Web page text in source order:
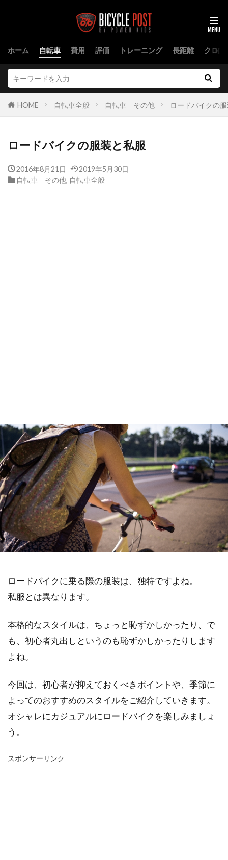
ホーム 自転車 費用 評価 トレーニング 長距離 クロス
HOME 自転車全般 自転車 その他 ロードバイクの
ロードバイクの服装と私服
2016年8月21日
2019年5月30日
自転車 その他, 自転車全般
ロードバイクに乗る際の服装は、独特ですよね。
私服とは異なります。
本格的なスタイルは、ちょっと恥ずかしかったり、で
も、初心者丸出しというのも恥ずかしかったりします
よね。
今回は、初心者が抑えておくべきポイントや、季節に
よってのおすすめのスタイルをご紹介していきます。
オシャレにカジュアルにロードバイクを楽しみましょ
う。
スポンサーリンク